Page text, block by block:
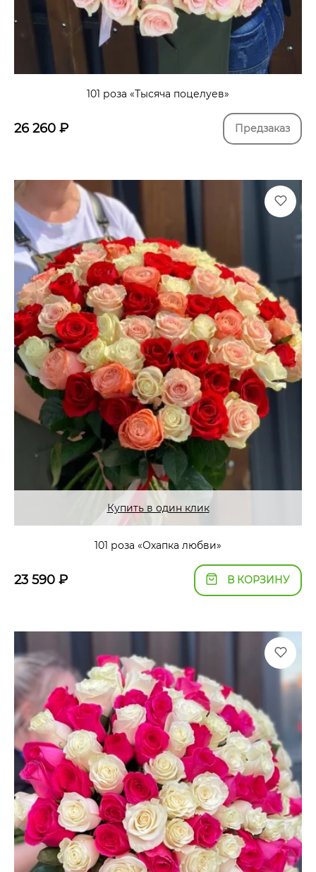
101 роза «Тысяча поцелуев»
26 260 ₽ Предзаказ
Купить в один клик
101 роза «Охапка любви»
23 590 ₽ В КОРЗИНУ